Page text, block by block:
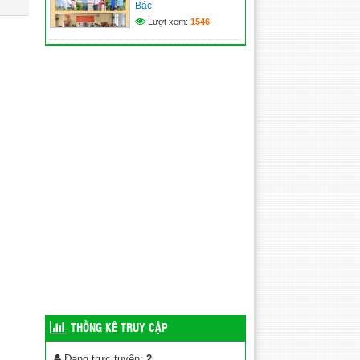
Bác
Lượt xem: 1546
THỐNG KÊ TRUY CẬP